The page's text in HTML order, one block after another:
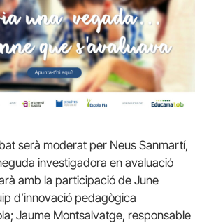
serà moderat per Neus Sanmartí,
investigadora en avaluació
amb la participació de June
d’innovació pedagògica
Jaume Montsalvatge, responsable